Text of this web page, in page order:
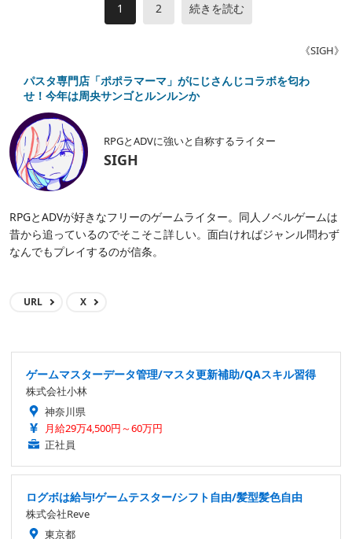
1 2 続きを読む
《SIGH》
パスタ専門店「ポポラマーマ」がにじさんじコラボを匂わ
せ！今年は周央サンゴとルンルンか
RPGとADVに強いと自称するライター
SIGH
RPGとADVが好きなフリーのゲームライター。同人ノベルゲームは
昔から追っているのでそこそこ詳しい。面白ければジャンル問わず
なんでもプレイするのが信条。
URL X
ゲームマスターデータ管理/マスタ更新補助/QAスキル習得
株式会社小林
神奈川県
月給29万4,500円～60万円
正社員
ログボは給与!ゲームテスター/シフト自由/髪型髪色自由
株式会社Reve
東京都